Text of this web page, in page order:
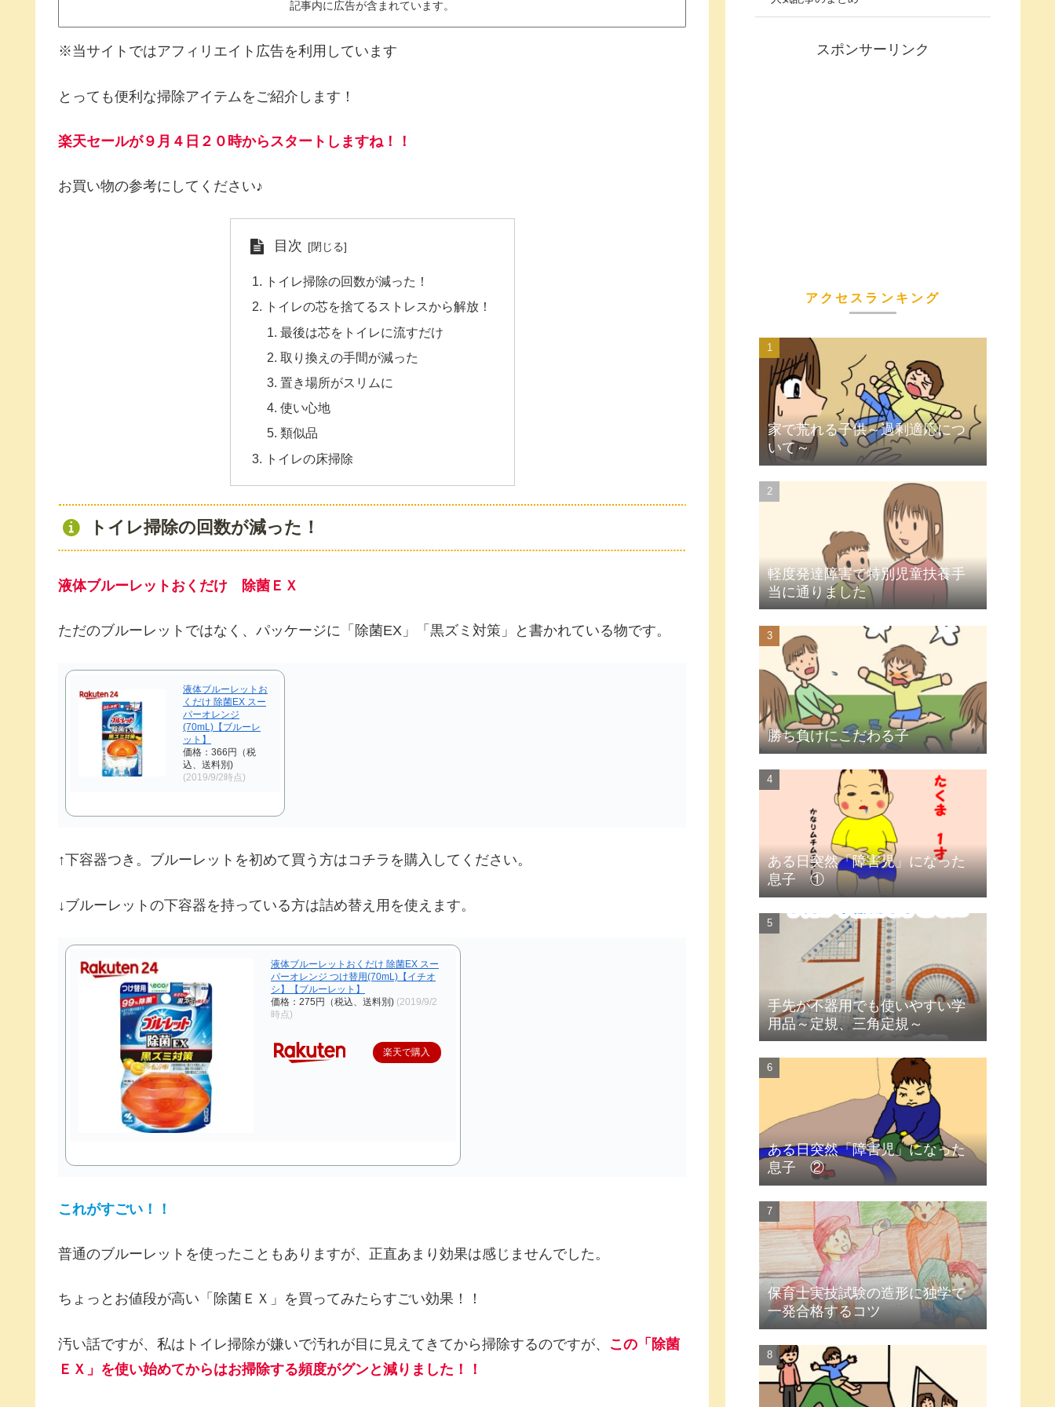
記事内に広告が含まれています。
※当サイトではアフィリエイト広告を利用しています
とっても便利な掃除アイテムをご紹介します！
楽天セールが９月４日２０時からスタートしますね！！
お買い物の参考にしてください♪
目次
トイレ掃除の回数が減った！
トイレの芯を捨てるストレスから解放！
最後は芯をトイレに流すだけ
取り換えの手間が減った
置き場所がスリムに
使い心地
類似品
トイレの床掃除
トイレ掃除の回数が減った！
液体ブルーレットおくだけ 除菌ＥＸ
ただのブルーレットではなく、パッケージに「除菌EX」「黒ズミ対策」と書かれている物です。
液体ブルーレットお
くだけ 除菌EX スー
パーオレンジ
(70mL)【ブルーレ
ット】
価格：366円（税
込、送料別)
(2019/9/2時点)
↑下容器つき。ブルーレットを初めて買う方はコチラを購入してください。
↓ブルーレットの下容器を持っている方は詰め替え用を使えます。
液体ブルーレットおくだけ 除菌EX スー
パーオレンジ つけ替用(70mL)【イチオ
シ】【ブルーレット】
価格：275円（税込、送料別) (2019/9/2
時点)
楽天で購入
これがすごい！！
普通のブルーレットを使ったこともありますが、正直あまり効果は感じませんでした。
ちょっとお値段が高い「除菌ＥＸ」を買ってみたらすごい効果！！
汚い話ですが、私はトイレ掃除が嫌いで汚れが目に見えてきてから掃除するのですが、 この「除菌
ＥＸ」を使い始めてからはお掃除する頻度がグンと減りました！！
スポンサーリンク
アクセスランキング
家で荒れる子供～過剰適応につ
いて～
軽度発達障害で特別児童扶養手
当に通りました
勝ち負けにこだわる子
ある日突然「障害児」になった
息子 ①
手先が不器用でも使いやすい学
用品～定規、三角定規～
ある日突然「障害児」になった
息子 ②
保育士実技試験の造形に独学で
一発合格するコツ